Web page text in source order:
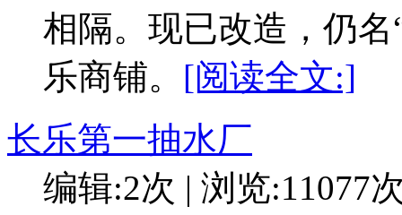
相隔。现已改造，仍
乐商铺。 [阅读全文:]
长乐第一抽水厂
编辑:2次 | 浏览:11077